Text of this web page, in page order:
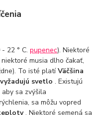
- 22 ° C.pupenec). Niektoré
musia dlho čakať,
To isté platíVäčšina
svetlo. Existujú
sa zvýšila
sa môžu vopred
. Niektoré semená sa